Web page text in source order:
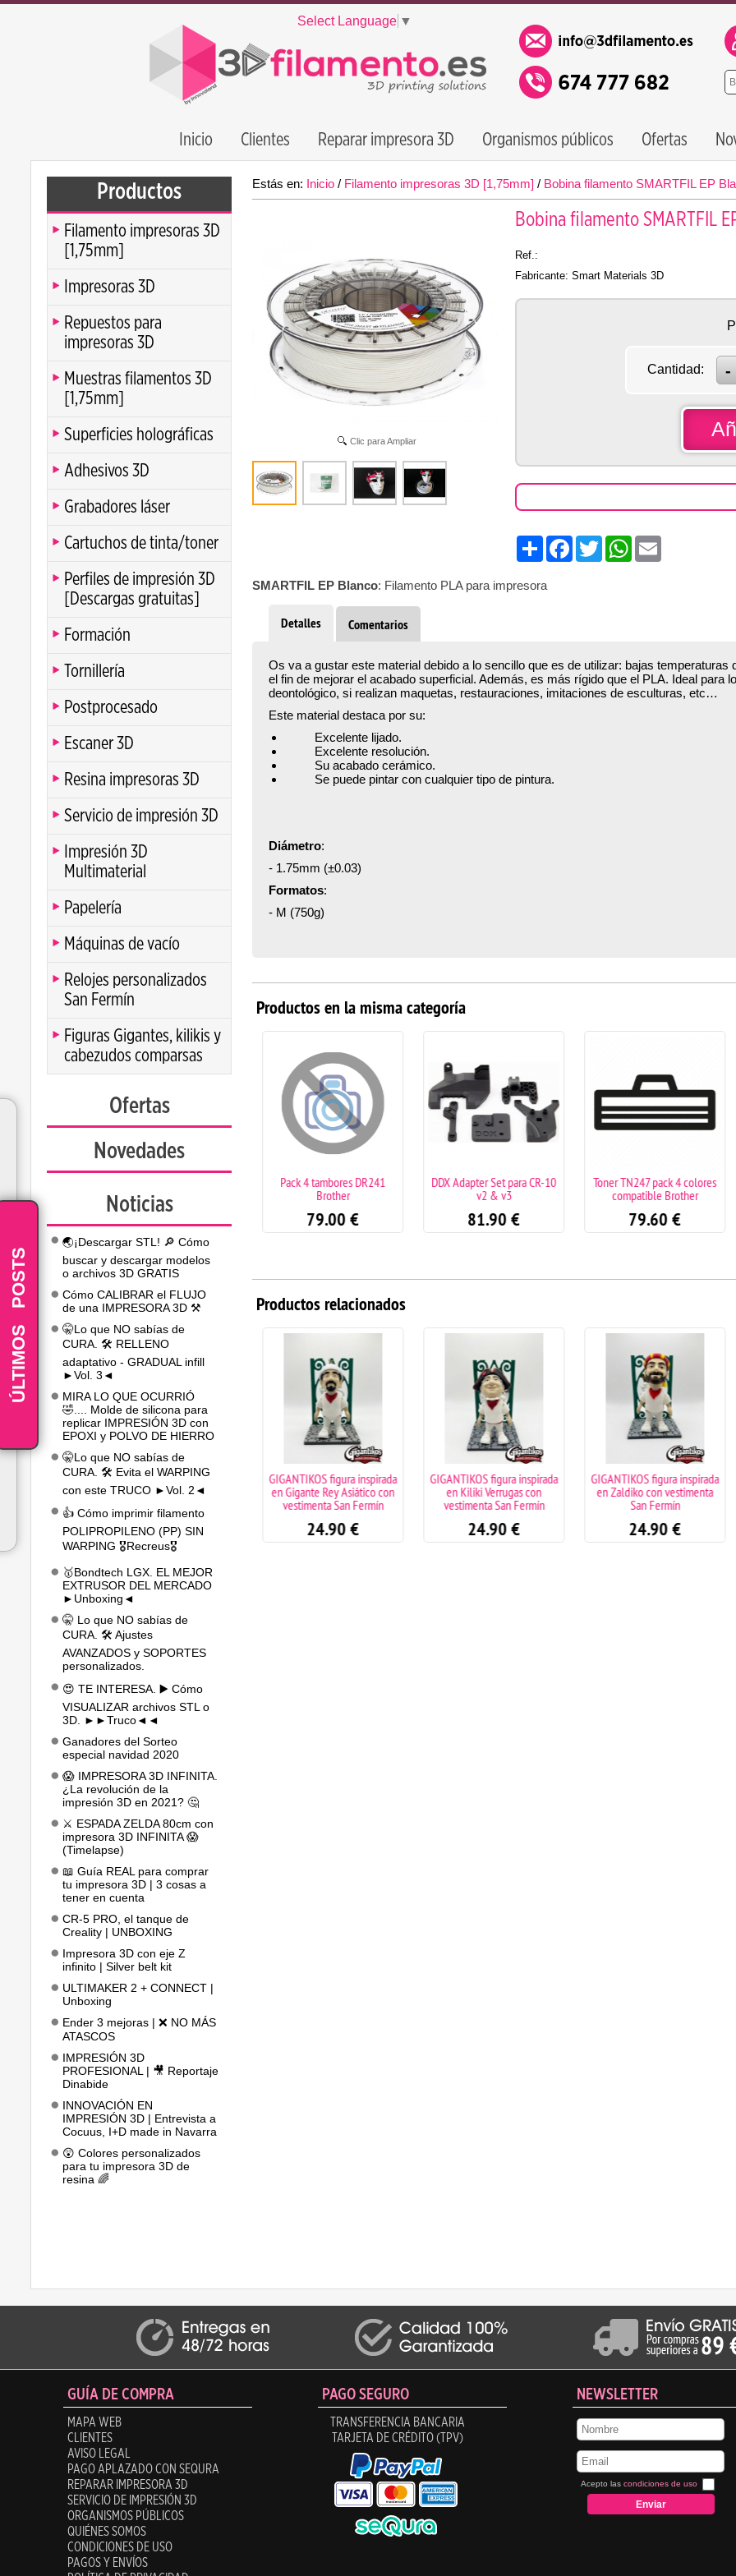
Select Language ▼
Inicio Clientes Reparar impresora 3D Organismos públicos Ofertas
Productos
Filamento impresoras 3D
[1,75mm]
Impresoras 3D
Repuestos para
impresoras 3D
Muestras filamentos 3D
[1,75mm]
Superficies holográficas
Adhesivos 3D
Grabadores láser
Cartuchos de tinta/toner
Perfiles de impresión 3D
[Descargas gratuitas]
Formación
Tornillería
Postprocesado
Escaner 3D
Resina impresoras 3D
Servicio de impresión 3D
Impresión 3D
Multimaterial
Papelería
Máquinas de vacío
Relojes personalizados
San Fermín
Figuras Gigantes, kilikis y
cabezudos comparsas
Ofertas
Novedades
Noticias
🌏¡Descargar STL! 🔎 Cómo
buscar y descargar modelos
o archivos 3D GRATIS
Cómo CALIBRAR el FLUJO
de una IMPRESORA 3D ⚒️
🤫Lo que NO sabías de
CURA. 🛠️ RELLENO
adaptativo - GRADUAL infill
►Vol. 3◄
MIRA LO QUE OCURRIÓ
🤣.... Molde de silicona para
replicar IMPRESIÓN 3D con
EPOXI y POLVO DE HIERRO
🤫Lo que NO sabías de
CURA. 🛠️ Evita el WARPING
con este TRUCO ►Vol. 2◄
👍 Cómo imprimir filamento
POLIPROPILENO (PP) SIN
WARPING 🎖️Recreus🎖️
🥇Bondtech LGX. EL MEJOR
EXTRUSOR DEL MERCADO
►Unboxing◄
🤫 Lo que NO sabías de
CURA. 🛠️ Ajustes
AVANZADOS y SOPORTES
personalizados.
😍 TE INTERESA. ▶️ Cómo
VISUALIZAR archivos STL o
3D. ►►Truco◄◄
Ganadores del Sorteo
especial navidad 2020
😱 IMPRESORA 3D INFINITA.
¿La revolución de la
impresión 3D en 2021? 🤔
⚔️ ESPADA ZELDA 80cm con
impresora 3D INFINITA 😱
(Timelapse)
📖 Guía REAL para comprar
tu impresora 3D | 3 cosas a
tener en cuenta
CR-5 PRO, el tanque de
Creality | UNBOXING
Impresora 3D con eje Z
infinito | Silver belt kit
ULTIMAKER 2 + CONNECT |
Unboxing
Ender 3 mejoras | ❌ NO MÁS
ATASCOS
IMPRESIÓN 3D
PROFESIONAL | 🎥 Reportaje
Dinabide
INNOVACIÓN EN
IMPRESIÓN 3D | Entrevista a
Cocuus, I+D made in Navarra
😲 Colores personalizados
para tu impresora 3D de
resina 🌈
Estás en: Inicio / Filamento impresoras 3D [1,75mm] / Bobina filamento SMARTFIL EP
Clic para Ampliar
Bobina filamento SMARTFIL
Ref.:
Fabricante: Smart Materials 3D
Cantidad:
Share Facebook
TwitterWhatsApp
SMARTFIL EP Blanco: Filamento PLA para impresora
Detalles Comentarios
Os va a gustar este material debido a lo sencillo que es de utilizar: bajas
el fin de mejorar el acabado superficial. Además, es más rígido que el PLA. Ideal para
deontológico, si realizan maquetas, restauraciones, imitaciones de esculturas, etc…
Este material destaca por su:
Excelente lijado.
Excelente resolución.
Su acabado cerámico.
Se puede pintar con cualquier tipo de pintura.
Diámetro:
- 1.75mm (±0.03)
Formatos:
- M (750g)
Productos en la misma categoría
42.90
Pack 4 tambores DR241
Brother
79.00€
DDX Adapter Set para CR-10
v2 & v3
81.90€
Toner TN247 pack 4 colores
compatible Brother
79.60€
Productos relacionados
GIGANTIKOS figura inspirada
en Cabezudo Concejal con
vestimenta San Fermín
24.90€
GIGANTIKOS figura inspirada
en Gigante Rey Asiático con
vestimenta San Fermín
24.90€
GIGANTIKOS figura inspirada
en Kiliki Verrugas con
vestimenta San Fermín
24.90€
GIGANTIKOS figura inspirada
en Zaldiko con vestimenta
San Fermín
24.90€
GUÍA DE COMPRA
MAPA WEB
CLIENTES
AVISO LEGAL
PAGO APLAZADO CON SEQURA
REPARAR IMPRESORA 3D
SERVICIO DE IMPRESIÓN 3D
ORGANISMOS PÚBLICOS
QUIÉNES SOMOS
CONDICIONES DE USO
PAGOS Y ENVÍOS
PAGO SEGURO
TRANSFERENCIA BANCARIA
TARJETA DE CRÉDITO (TPV)
NEWSLETTER
Acepto las condiciones de uso
ÚLTIMOS
POSTS